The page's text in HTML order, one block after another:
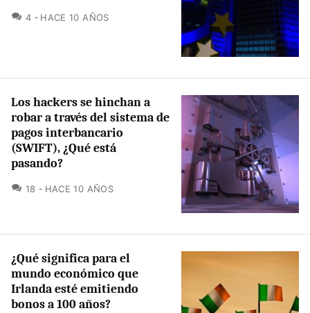
4 COMENTARIOS
HACE 10 AÑOS
Los hackers se hinchan a
robar a través del sistema de
pagos interbancario
(SWIFT), ¿Qué está
pasando?
18 COMENTARIOS
HACE 10 AÑOS
¿Qué significa para el
mundo económico que
Irlanda esté emitiendo
bonos a 100 años?